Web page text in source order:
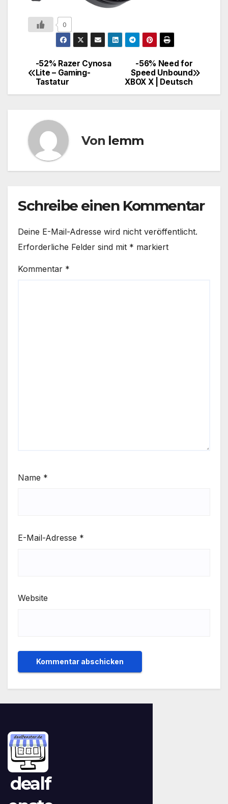
0
-56% Need for
Speed Unbound
XBOX X | Deutsch
-52% Razer Cynosa
Lite – Gaming-
Tastatur
Von lemm
Schreibe einen Kommentar
Deine E-Mail-Adresse wird nicht veröffentlicht.
Erforderliche Felder sind mit * markiert
Kommentar *
Name *
E-Mail-Adresse *
Website
dealf